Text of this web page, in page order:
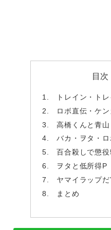
目次
トレイン・ト
ロボ直伝・ケ
高橋くんと青山
バカ・ヲタ・
百合殺しで懲
ヲタと低所得P
ヤマイラップ
まとめ